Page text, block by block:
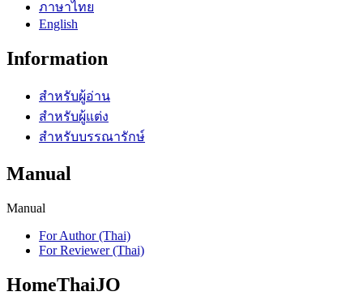
ภาษาไทย
English
Information
สำหรับผู้อ่าน
สำหรับผู้แต่ง
สำหรับบรรณารักษ์
Manual
Manual
For Author (Thai)
For Reviewer (Thai)
HomeThaiJO